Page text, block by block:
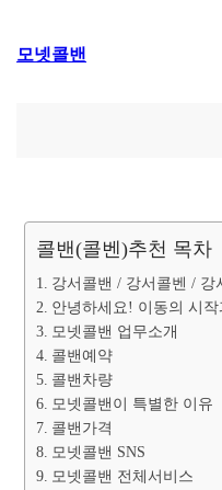
텐
모넷콜밴
콜밴(콜벤)추천 목차
강서콜밴 / 강서콜벤 / 강
안녕하세요! 이동의 시
모넷콜밴 업무소개
콜밴예약
콜밴차량
모넷콜밴이 특별한 이유
콜밴가격
모넷콜밴 SNS
모넷콜밴 전체서비스